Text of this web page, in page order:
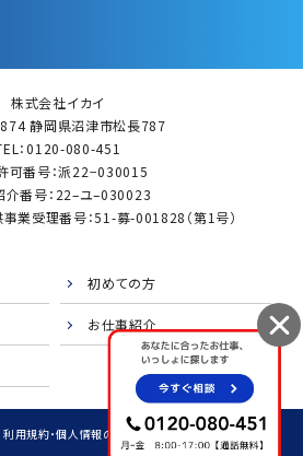
株式会社イカイ
静岡県沼津市松長787
：0120-080-451
可番号：派22−030015
介番号：22–ユ–030023
業受理番号：51-募-001828（第1号）
初めての方
お仕事紹介
利用規約・個人情報の取扱
サイトマップ